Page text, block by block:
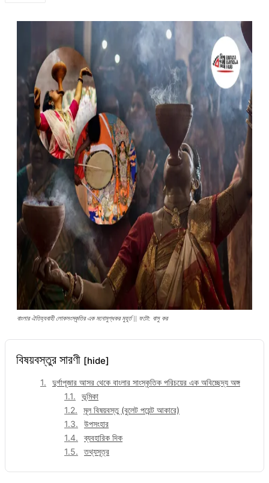
বাংলার ঐতিহ্যবাহী লোকসংস্কৃতির এক মনোমুগ্ধকর মুহূর্ত || ফটো: বাসু কর
বিষয়বস্তুর সারণী [hide]
দুর্গাপূজার আসর থেকে বাংলার সাংস্কৃতিক পরিচয়ের এক অবিচ্ছেদ্য অঙ্গ
ভূমিকা
মূল বিষয়বস্তু (বুলেট পয়েন্ট আকারে)
উপসংহার
ব্যবহারিক দিক
তথ্যসূত্র